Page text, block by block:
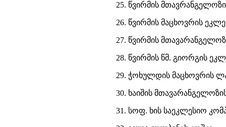
25. წვირმის
26. წვირმის მაცხოვრის
27. წვირმის
28. წვირმის წმ. გიორგის
29. ჭოხულდის მაცხოვრის
30. ხაიშის
31. სოფ. ხის საეკლესიო